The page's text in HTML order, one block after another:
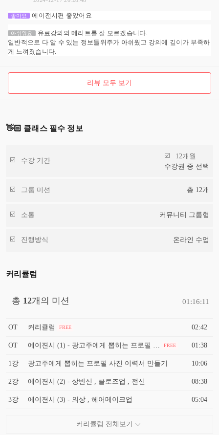
좋아요 에이전시편 좋았어요
아쉬워요
유료강의의 메리트를 잘 모르겠습니다.
일반적으로 다 알 수 있는 정보들위주가 아쉬웠고 강의에 깊이가 부족하
게 느껴졌습니다.
리뷰 모두 보기
👋🏻 클래스 필수 정보
수강 기간
12개월
수강권 중 선택
그룹 미션 총 12개
소통 커뮤니티 그룹형
진행방식 온라인 수업
커리큘럼
총 12개의 미션 01:16:11
OT 커리큘럼 FREE 02:42
OT FREE 01:38
1강 광고주에게 뽑히는 프로필 사진 이력서 만들기 10:06
2강 에이젼시 (2) - 상반신 , 클로즈업 , 전신 08:38
3강 에이젼시 (3) - 의상 , 헤어메이크업 05:04